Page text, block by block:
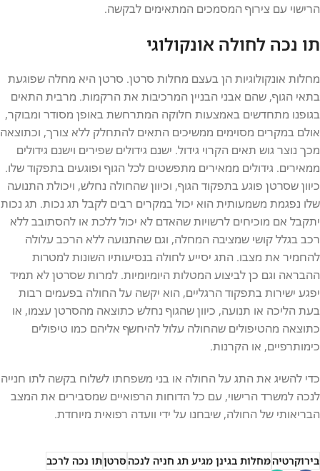
הרישוי עם צירוף המסמכים המתאימים לבקשה.
תו נכה לחולה אונקולוגי
מחלות אונקולוגיות הן בעצם מחלות סרטן. סרטן היא מחלה שפוגעת
בתאי הגוף, שהם אבני הבניין המרכיבות את הרקמות. מרבית התאים
בגופנו מתחדשים באמצעות חלוקה המתרחשת באופן מסודר ומבוקר,
אולם במקרים מסוימים ממשיכים התאים להתחלק ללא צורך, וכתוצאה
מכך נוצר גוש תאים הקרוי גידול. ישנם גידולים שפירים וישנם גידולים
ממאירים. גידולים ממאירים מתפשטים לכל הגוף ופוגעים בתפקוד שלו.
כיוון שסרטן פוגע בתפקוד הגוף, וכיוון שהחולה נחלש, ויכולת התנועה
שלו נפגמת משמעותית הוא יכול במקרים רבים לקבל תג נכות. תג נכות
יתקבל אם מוכיחים לרשויות שהאדם לא יכול ללכת או להסתובב ללא
רכב בגלל קושי שמציבה המחלה, וגם שהתנועה ללא הרכב עלולה
להחמיר את מצבו. התג יסייע לחולה בנסיעותיו השונות למטרות
ההבראה וגם כן לביצוע המטלות היומיומיות. למרות שסרטן לא תמיד
יפגע ישירות בתפקוד הרגליים, הוא יקשה על החולה בפעמים רבות
בעת הליכה או תנועה, כיוון שהגוף נחלש כתוצאה מהסרטן עצמו, או
כתוצאה מהטיפולים שהחולה עלול להיחשף אליהם כמו טיפולים
כימותרפיים, או הקרנות.
כדי להשיג את התג על החולה או בני משפחתו לשלוח בקשה לתו חנייה
לנכה למשרד הרישוי, עם כל הדוחות הרפואיים שמסבירים את המצב
הבריאותי של החולה, שיבחנו על ידי וועדה רפואית מיוחדת.
בירוקרטיהמחלות בגינן מגיע תג חניה לנכהסרטןתו נכה לרכב